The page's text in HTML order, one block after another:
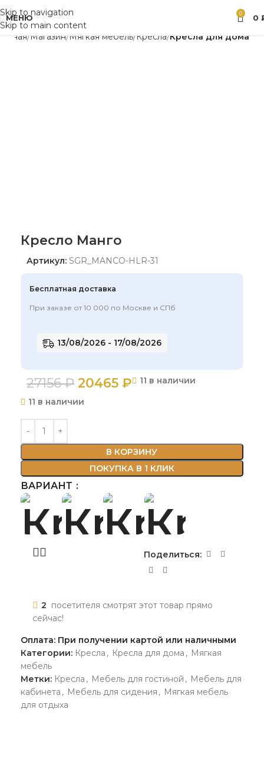
Skip to navigation
Skip to main content
МЕНЮ 0 0
Магазин Мягкая мебель Кресла Кресла для дома
Кресло Манго
Артикул: SGR_MANCO-HLR-31
Бесплатная доставка
При заказе от 10 000 по Москве и СПб
13/08/2026 - 17/08/2026
27156₽ 20465 ₽
11 в наличии
11 в наличии
В КОРЗИНУ
ПОКУПКА В 1 КЛИК
ВАРИАНТ
Поделиться:
2 посетителя смотрят этот товар прямо
сейчас!
Оплата: При получении картой или наличными
Категории: Кресла , Кресла для дома , Мягкая
мебель
Метки: Кресла , Мебель для гостиной , Мебель для
кабинета , Мебель для сидения , Мягкая мебель
для отдыха